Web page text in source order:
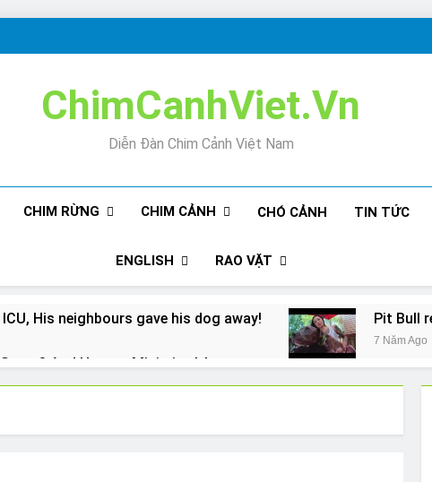
ChimCanhViet.Vn
Diễn Đàn Chim Cảnh Việt Nam
CHIM RỪNG CHIM CẢNH CHÓ CẢNH TIN TỨC
ENGLISH RAO VẶT
His neighbours gave his dog away! Pit Bull
7 Năm Ago
And How to Minimize It!
Not as much as you think and here’s why!
The Ultimate Guide